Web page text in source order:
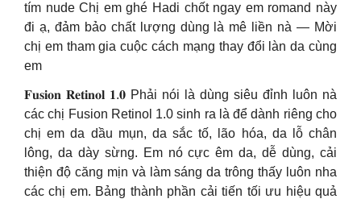
tím nude Chị em ghé Hadi chốt ngay em romand này
đi ạ, đảm bảo chất lượng dùng là mê liền nà — Mời
chị em tham gia cuộc cách mạng thay đổi làn da cùng
em
𝐅𝐮𝐬𝐢𝐨𝐧 𝐑𝐞𝐭𝐢𝐧𝐨𝐥 𝟏.𝟎 Phải nói là dùng siêu đỉnh luôn nà
các chị Fusion Retinol 1.0 sinh ra là để dành riêng cho
chị em da dầu mụn, da sắc tố, lão hóa, da lỗ chân
lông, da dày sừng. Em nó cực êm da, dễ dùng, cải
thiện độ căng mịn và làm sáng da trông thấy luôn nha
các chị em. Bảng thành phần cải tiến tối ưu hiệu quả